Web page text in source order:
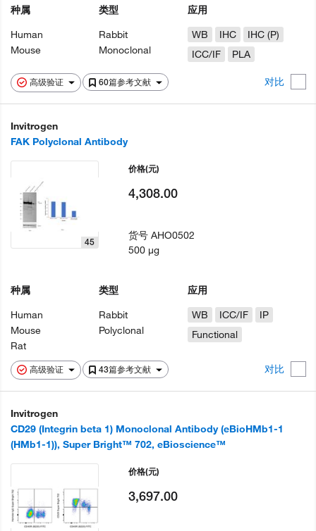
高级验证 60篇参考文献 对比
种属
Human
Mouse
类型
Rabbit
Monoclonal
应用
WB
IHC
IHC (P)
ICC/IF
PLA
Invitrogen
FAK Polyclonal Antibody
高级验证 43篇参考文献 对比
45
种属
Human
Mouse
Rat
类型
Rabbit
Polyclonal
应用
WB
ICC/IF
IP
Functional
价格(元)
4,308.00
货号AHO0502
500 µg
Invitrogen
CD29 (Integrin beta 1) Monoclonal Antibody (eBioHMb1-1
(HMb1-1)), Super Bright™ 702, eBioscience™
价格(元)
3,697.00